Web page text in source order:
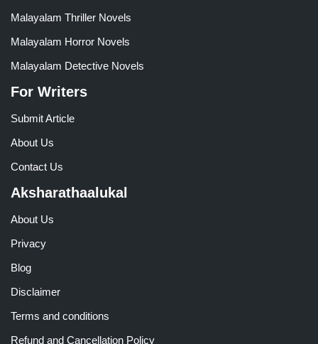
Malayalam Thriller Novels
Malayalam Horror Novels
Malayalam Detective Novels
For Writers
Submit Article
About Us
Contact Us
Aksharathaalukal
About Us
Privacy
Blog
Disclaimer
Terms and conditions
Refund and Cancellation Policy